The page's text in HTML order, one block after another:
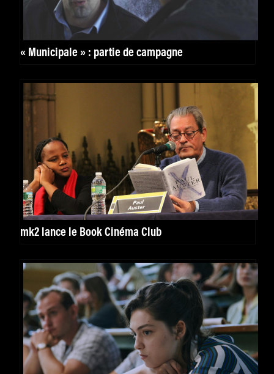
« Municipale » : partie de campagne
mk2 lance le Book Cinéma Club